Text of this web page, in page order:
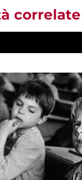
correlate